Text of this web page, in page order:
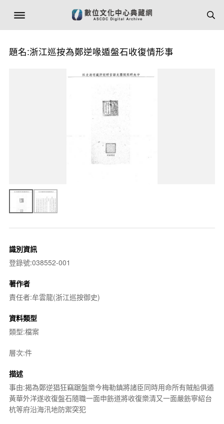
題名:浙江巡按為鄭逆喙遁盤石收復情形事
識別資訊
登錄號:038552-001
著作者
責任者:牟雲龍(浙江巡按御史)
資料類型
類型:檔案
層次:件
描述
事由:揭為鄭逆猖狂竊踞盤樂今梅勒鎮將諸臣同時用命所有賊船俱遁
黃華外洋遂收復盤石隨職一面申飭道將收復樂清又一面嚴飭寧紹台
杭等府沿海汛地防禦突犯